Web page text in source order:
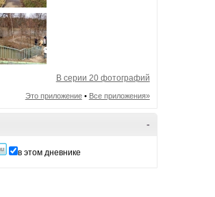
В серии 20 фотографий
Это приложение• Все приложения»
-
в этом дневнике